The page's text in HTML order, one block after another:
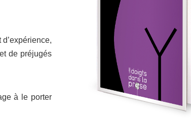
de préjugés
à le porter